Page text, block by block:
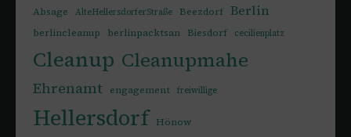
Absage AlteHellersdorferStraße Beezdorf Berlin
berlincleanup berlinpacktsan Biesdorf cecilienplatz
Cleanup Cleanupmahe
Ehrenamt engagement freiwillige
Hellersdorf Hönow